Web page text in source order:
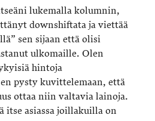
lukemalla kolumnin,
downshiftata ja viettää
sen sijaan että olisi
ulkomaille. Olen
hintoja
pysty kuvittelemaan, että
ottaa niin valtavia lainoja.
asiassa joillakuilla on